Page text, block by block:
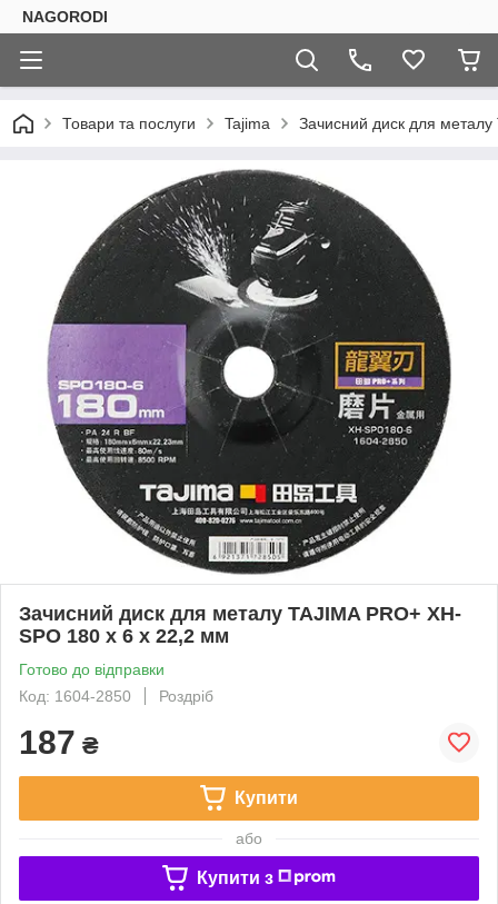
NAGORODI
Товари та послуги Tajima Зачисний диск для
Зачисний диск для металу TAJIMA PRO+ XH-
SPO 180 х 6 х 22,2 мм
Готово до відправки
Код: 1604-2850
Роздріб
187 ₴
Купити
або
Купити з